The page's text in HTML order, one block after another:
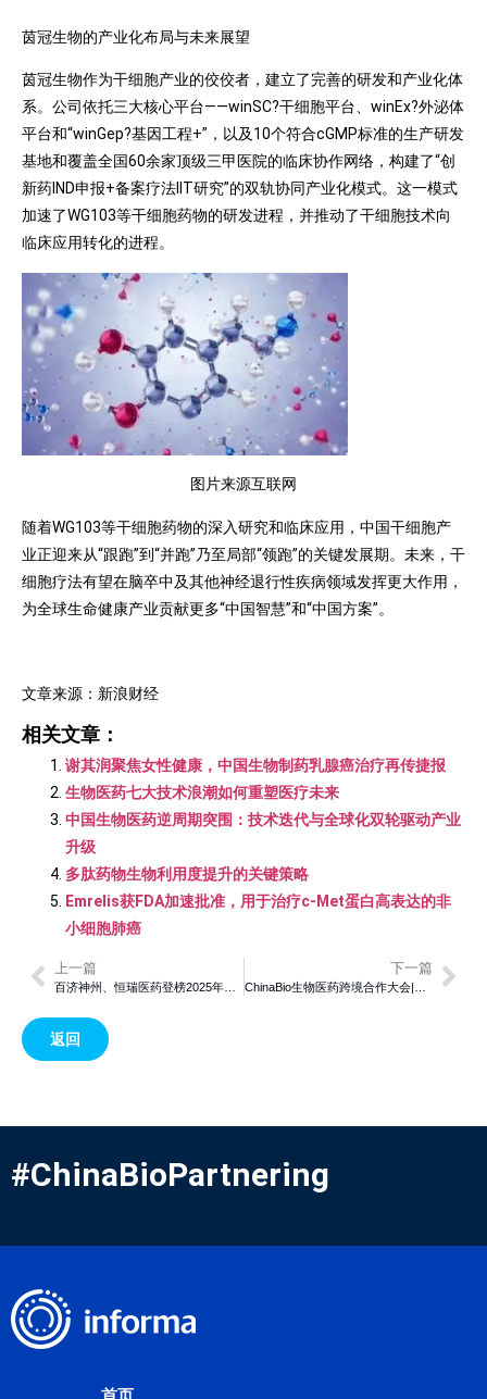
茵冠生物的产业化布局与未来展望
茵冠生物作为干细胞产业的佼佼者，建立了完善的研发和产业化体
系。公司依托三大核心平台——winSC?干细胞平台、winEx?外泌体
平台和“winGep?基因工程+”，以及10个符合cGMP标准的生产研发
基地和覆盖全国60余家顶级三甲医院的临床协作网络，构建了“创
新药IND申报+备案疗法IIT研究”的双轨协同产业化模式。这一模式
加速了WG103等干细胞药物的研发进程，并推动了干细胞技术向
临床应用转化的进程。
图片来源互联网
随着WG103等干细胞药物的深入研究和临床应用，中国干细胞产
业正迎来从“跟跑”到“并跑”乃至局部“领跑”的关键发展期。未来，干
细胞疗法有望在脑卒中及其他神经退行性疾病领域发挥更大作用，
为全球生命健康产业贡献更多“中国智慧”和“中国方案”。
文章来源：新浪财经
相关文章：
谢其润聚焦女性健康，中国生物制药乳腺癌治疗再传捷报
生物医药七大技术浪潮如何重塑医疗未来
中国生物医药逆周期突围：技术迭代与全球化双轮驱动产业
升级
多肽药物生物利用度提升的关键策略
Emrelis获FDA加速批准，用于治疗c-Met蛋白高表达的非
小细胞肺癌
上一篇 下一篇
返回
#ChinaBioPartnering